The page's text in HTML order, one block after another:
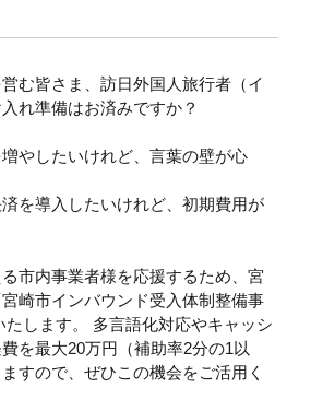
む皆さま、訪日外国人旅行者（イ
れ準備はお済みですか？
増やしたいけれど、言葉の壁が心
済を導入したいけれど、初期費用が
市内事業者様を応援するため、宮
崎市インバウンド受入体制整備事
します。 多言語化対応やキャッシ
を最大20万円（補助率2分の1以
すので、ぜひこの機会をご活用く